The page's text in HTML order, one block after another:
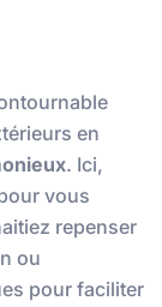
en
. Ici,
vous
repenser
ou
pour faciliter